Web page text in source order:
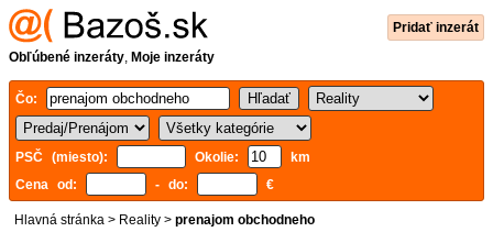
Pridať inzerát
Obľúbené inzeráty, Moje inzeráty
Čo:
PSČ (miesto): Okolie:
km
Cena od:
- do: €
Hlavná stránka > Reality > prenajom obchodneho